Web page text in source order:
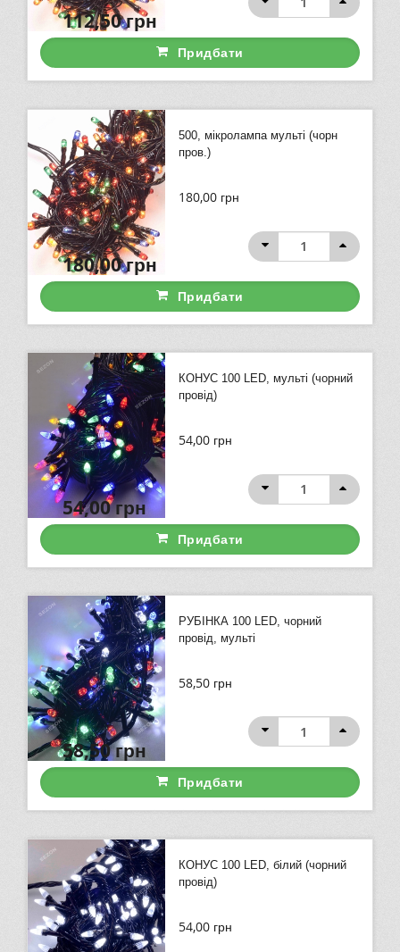
112,50грн
Придбати
500, мікролампа мульті (чорн
пров.)
180,00 грн
180,00грн
Придбати
КОНУС 100 LED, мульті (чорний
провід)
54,00 грн
54,00грн
Придбати
РУБІНКА 100 LED, чорний
провід, мульті
58,50 грн
58,50грн
Придбати
КОНУС 100 LED, білий (чорний
провід)
54,00 грн